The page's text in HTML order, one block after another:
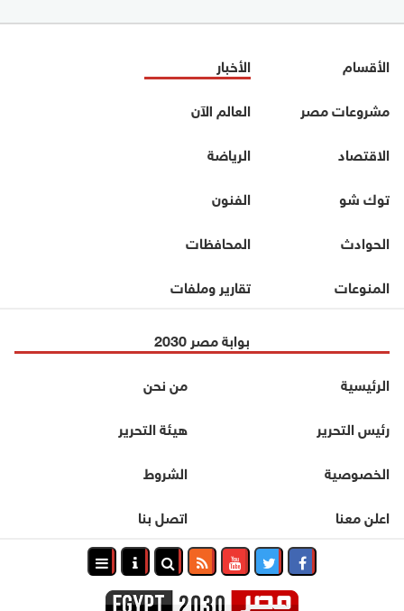
الأقسام
الأخبار
مشروعات مصر
العالم الآن
الاقتصاد
الرياضة
توك شو
الفنون
الحوادث
المحافظات
المنوعات
تقارير وملفات
بوابة مصر 2030
الرئيسية
من نحن
رئيس التحرير
هيئة التحرير
الخصوصية
الشروط
اعلن معنا
اتصل بنا